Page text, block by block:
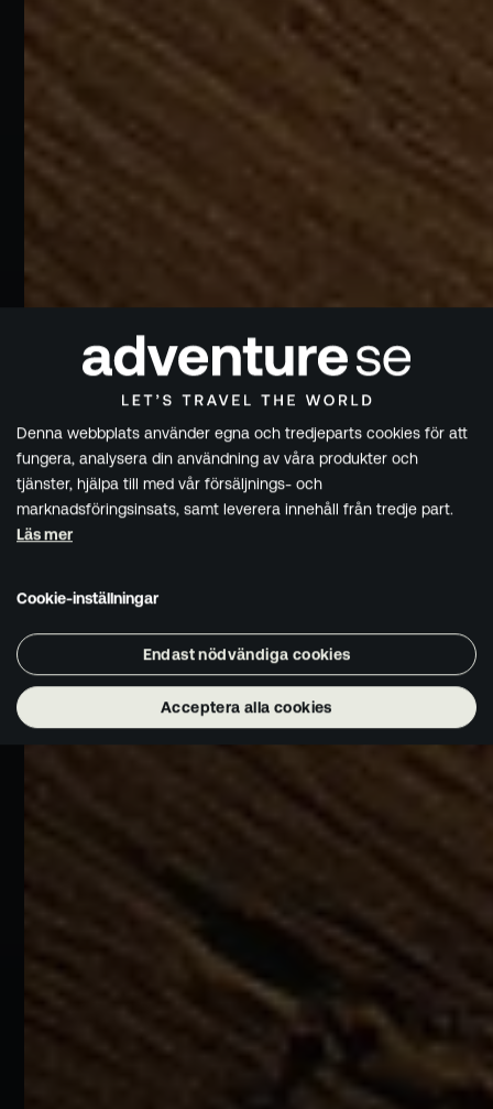
Denna webbplats använder egna och tredjeparts cookies för att
fungera, analysera din användning av våra produkter och
tjänster, hjälpa till med vår försäljnings- och
marknadsföringsinsats, samt leverera innehåll från tredje part.
Läs mer
Cookie-inställningar
Endast nödvändiga cookies
Acceptera alla cookies